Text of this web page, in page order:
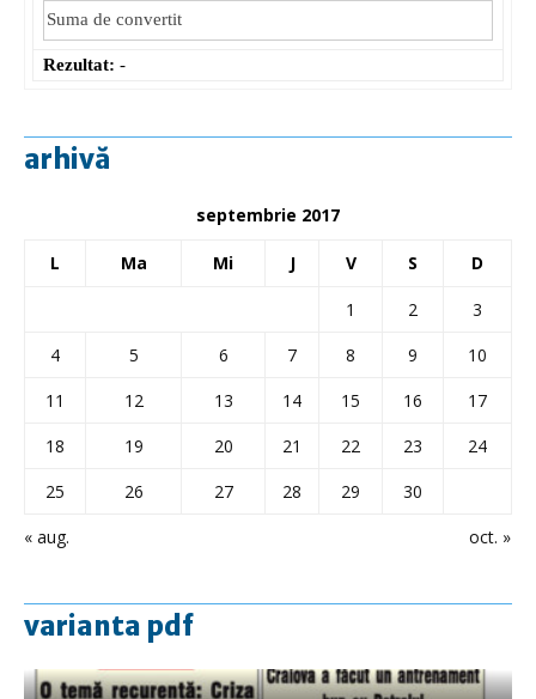
Rezultat: -
arhivă
septembrie 2017
L Ma Mi J V S D
« aug. oct. »
1 2
3
4
5 6 7 8 9
10
11
12 13 14 15 16
17
18
19 20 21 22 23
24
25
26 27 28 29 30
varianta pdf